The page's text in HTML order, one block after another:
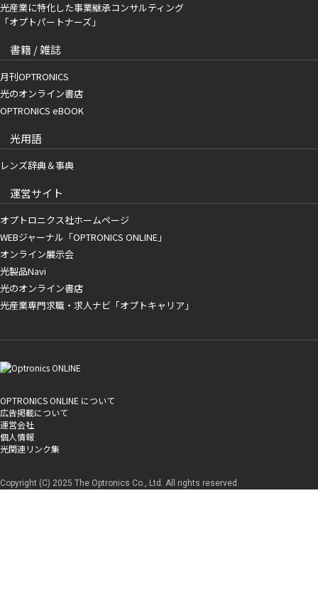
光産業に特化した事業継承コンサルティング
「オプトパートナーズ」
書籍 / 雑誌
月刊OPTRONICS
光のオンライン書店
OPTRONICS eBOOK
光用語
レンズ辞典＆事典
運営サイト
オプトロニクス社ホームページ
WEBジャーナル「OPTRONICS ONLINE」
オンライン展示会
光製品Navi
光のオンライン書店
光産業専門求職・求人ナビ「オプトキャリア」
OPTRONICS ONLINE について
広告掲載について
運営会社
個人情報
光関連リンク集
Copyright (C) 2025 The Optronics Co., Ltd. All rights reserved.